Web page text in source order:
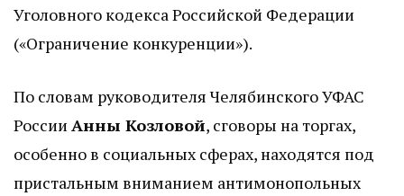
Уголовного кодекса Российской Федерации
(«Ограничение конкуренции»).
По словам руководителя Челябинского УФАС
России Анны Козловой, сговоры на торгах,
особенно в социальных сферах, находятся под
пристальным вниманием антимонопольных